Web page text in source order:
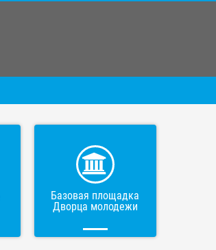
Базовая площадка
Дворца молодежи